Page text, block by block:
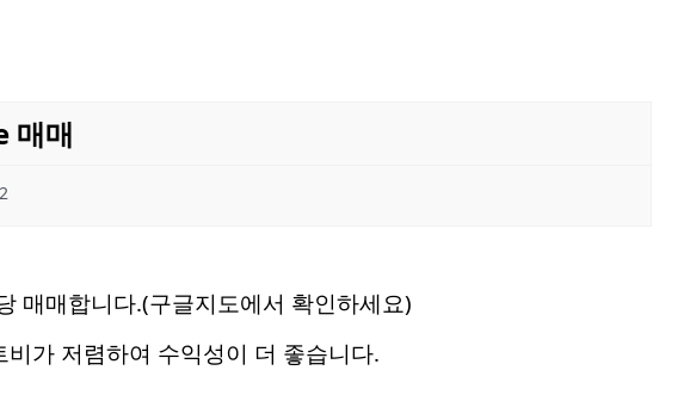
매매
매합니다.(구글지도에서 확인하세요)
가 저렴하여 수익성이 더 좋습니다.